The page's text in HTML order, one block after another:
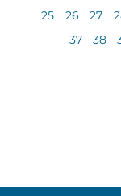
25
26 27
37
38